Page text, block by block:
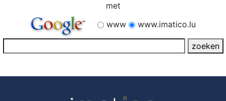
met
www
www.imatico.lu